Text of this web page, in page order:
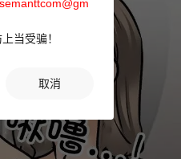
semanttcom@gm
当受骗！
取消